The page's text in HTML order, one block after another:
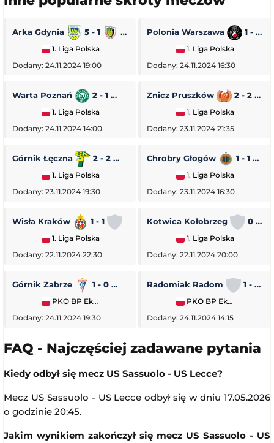
Arka Gdynia 5 - 1
1. Liga Polska
Dodany: 24.11.2024 19:00
Polonia Warszawa 1 - 0
1. Liga Polska
Dodany: 24.11.2024 16:30
Warta Poznań 2 - 1 Pogoń Siedlce
1. Liga Polska
Dodany: 24.11.2024 14:00
Znicz Pruszków 2 - 2
1. Liga Polska
Dodany: 23.11.2024 21:35
Górnik Łęczna 2 - 2 GKS Tychy
1. Liga Polska
Dodany: 23.11.2024 19:30
Chrobry Głogów 1 - 1
1. Liga Polska
Dodany: 23.11.2024 16:30
Wisła Kraków 1 - 1 Stal Rzeszów
1. Liga Polska
Dodany: 22.11.2024 22:30
Kotwica Kołobrzeg 0 - 5
1. Liga Polska
Dodany: 22.11.2024 20:00
Górnik Zabrze 1 - 0 Piast Gliwice
PKO BP Ekstraklasa
Dodany: 24.11.2024 19:30
Radomiak Radom 1 - 2
PKO BP Ekstraklasa
Dodany: 24.11.2024 14:15
FAQ - Najczęściej zadawane pytania
Kiedy odbył się mecz US Sassuolo - US Lecce?
Mecz US Sassuolo - US Lecce odbył się w dniu 17.05.2026
o godzinie 20:45.
Jakim wynikiem zakończył się mecz US Sassuolo - US